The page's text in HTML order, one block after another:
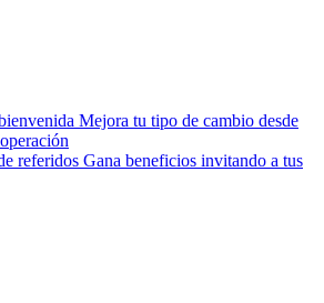
Mejora tu tipo de cambio desde
referidos Gana beneficios invitando a tus